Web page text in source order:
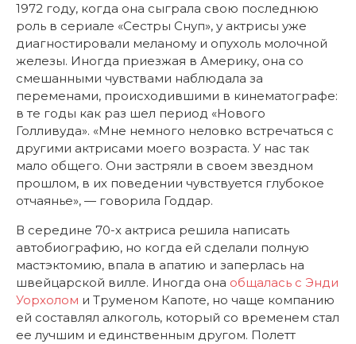
1972 году, когда она сыграла свою последнюю
роль в сериале «Сестры Снуп», у актрисы уже
диагностировали меланому и опухоль молочной
железы. Иногда приезжая в Америку, она со
смешанными чувствами наблюдала за
переменами, происходившими в кинематографе:
в те годы как раз шел период «Нового
Голливуда». «Мне немного неловко встречаться с
другими актрисами моего возраста. У нас так
мало общего. Они застряли в своем звездном
прошлом, в их поведении чувствуется глубокое
отчаянье», — говорила Годдар.
В середине 70-х актриса решила написать
автобиографию, но когда ей сделали полную
мастэктомию, впала в апатию и заперлась на
швейцарской вилле. Иногда она общалась с Энди
Уорхолом и Труменом Капоте, но чаще компанию
ей составлял алкоголь, который со временем стал
ее лучшим и единственным другом. Полетт